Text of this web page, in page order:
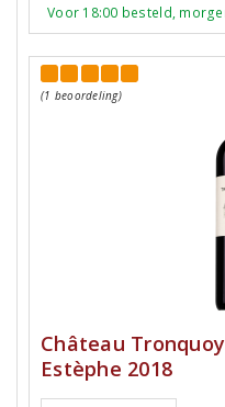
Voor 18:00 besteld,
(1 beoordeling)
Château
Estèphe 2018